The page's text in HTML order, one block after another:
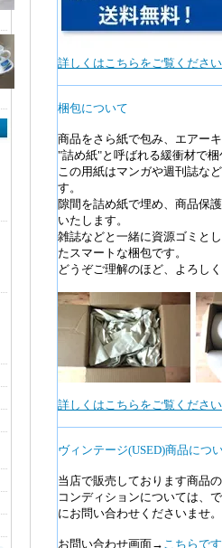
詳しくはこちらをご覧くださ
梱包について
商品をさら紙で包み、エアー
"詰め紙"と呼ばれる緩衝材で
この用紙はマンガや週刊誌な
す。
隙間を詰め紙で埋め、商品保
いたします。
雑誌などと一緒に資源ゴミと
たスマートな梱包です。
どうぞご理解のほど、よろし
詳しくはこちらをご覧くださ
ヴィンテージ(USED)商品につ
当店で販売しております商品
コンディションについては、
にお問い合わせくださいませ。
お問い合わせ画面→ こちらです